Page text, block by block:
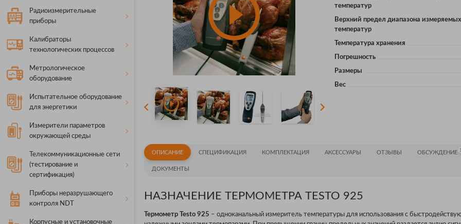
Радиоизмерительные
приборы
Калибраторы
технологических процессов
Метрологическое
оборудование
Испытательное оборудование
для энергетики
Измерители параметров
окружающей среды
Телекоммуникационные сети
(тестирование и
сертификация)
Приборы неразрушающего
контроля NDT
Корпусные и установочные
температур
Верхний предел диапазона измеряемых
температур
Температура хранения
Погрешность
Размеры
Вес
ОПИСАНИЕ СПЕЦИФИКАЦИЯ КОМПЛЕКТАЦИЯ АКСЕССУАРЫ ОТЗЫВЫ ОБСУЖДЕНИЕ
ДОКУМЕНТЫ
НАЗНАЧЕНИЕ ТЕРМОМЕТРА TESTO 925
Термометр Testo 925 – одноканальный измеритель температуры для использования с